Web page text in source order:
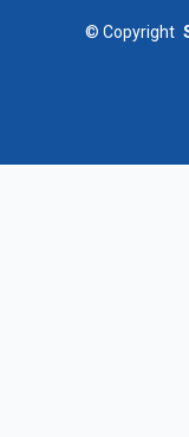
© Copyright